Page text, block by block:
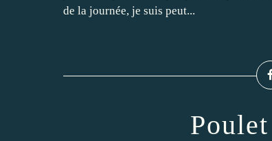
de la journée, je suis peut...